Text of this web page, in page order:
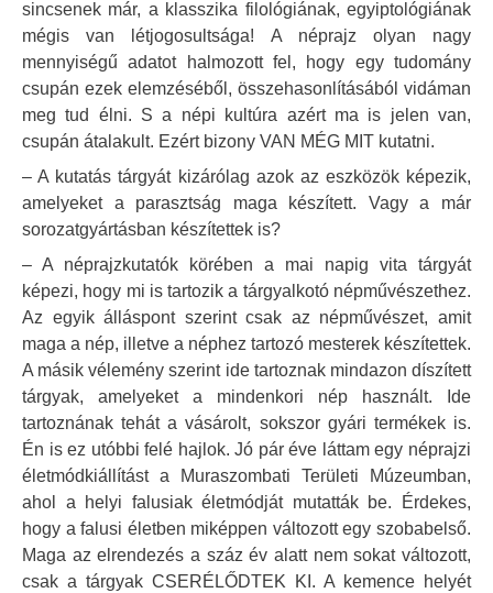
sincsenek már, a klasszika filológiának, egyiptológiának
mégis van létjogosultsága! A néprajz olyan nagy
mennyiségű adatot halmozott fel, hogy egy tudomány
csupán ezek elemzéséből, összehasonlításából vidáman
meg tud élni. S a népi kultúra azért ma is jelen van,
csupán átalakult. Ezért bizony VAN MÉG MIT kutatni.
– A kutatás tárgyát kizárólag azok az eszközök képezik,
amelyeket a parasztság maga készített. Vagy a már
sorozatgyártásban készítettek is?
– A néprajzkutatók körében a mai napig vita tárgyát
képezi, hogy mi is tartozik a tárgyalkotó népművészethez.
Az egyik álláspont szerint csak az népművészet, amit
maga a nép, illetve a néphez tartozó mesterek készítettek.
A másik vélemény szerint ide tartoznak mindazon díszített
tárgyak, amelyeket a mindenkori nép használt. Ide
tartoznának tehát a vásárolt, sokszor gyári termékek is.
Én is ez utóbbi felé hajlok. Jó pár éve láttam egy néprajzi
életmódkiállítást a Muraszombati Területi Múzeumban,
ahol a helyi falusiak életmódját mutatták be. Érdekes,
hogy a falusi életben miképpen változott egy szobabelső.
Maga az elrendezés a száz év alatt nem sokat változott,
csak a tárgyak CSERÉLŐDTEK KI. A kemence helyét